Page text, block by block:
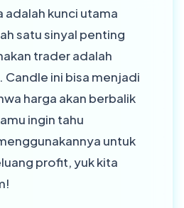
adalah kunci utama
satu sinyal penting
trader adalah
. Candle ini bisa menjadi
harga akan berbalik
ingin tahu
untuk
profit, yuk kita